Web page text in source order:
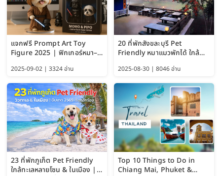
แจกฟรี Prompt Art Toy
Figure 2025 | ฟิกเกอร์หมา–
ChatGPT และ Gemini
2025-09-02 | 3324 อ่าน
20 ที่พักสังขละบุรี Pet
Friendly หมาแมวพักได้ ใกล้
2025-08-30 | 8046 อ่าน
23 ที่พักภูเก็ต Pet Friendly
ใกล้ทะเลหลายโซน & ในเมือง |
Top 10 Things to Do in
Chiang Mai, Phuket &